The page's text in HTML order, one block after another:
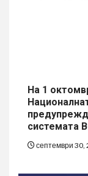
На 1
системата
септември 30,